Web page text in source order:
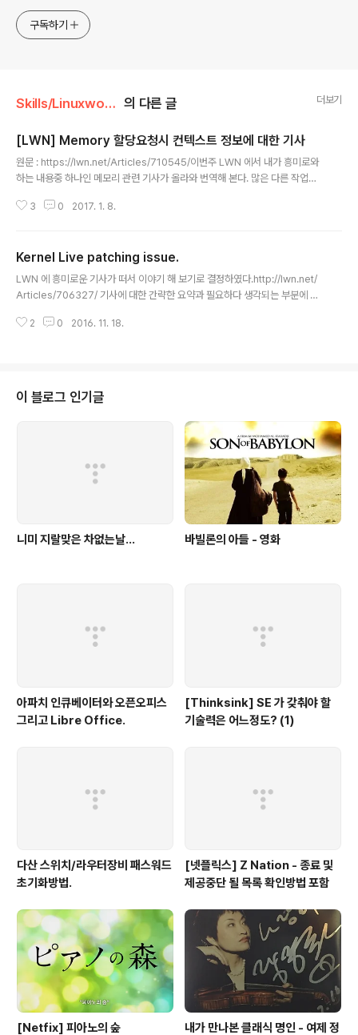
구독하기
Skills/Linuxworld 의 다른 글 더보기
[LWN] Memory 할당요청시 컨텍스트 정보에 대한 기사
원문 : https://lwn.net/Articles/710545/이번주 LWN 에서 내가 흥미로와
하는 내용중 하나인 메모리 관련 기사가 올라와 번역해 본다. 많은 다른 작업들
훨씬 복잡하게 이루어 진다.메모리 할당을 위한 커널 API 들은 이런 복잡성을
아닐 수 있다는 논란이 일고 있다고 한다.많은 개발자들은 이런 복잡해진 메모
리 할당관련 API 들은 Task 기반의 처리에 적합하지 않다고 조심스럽게 이야
기 하며 점점 패치의 방식을 바꿔가고 있다고 필자는 전하고 있다.커널에서 메..
3 0 2017. 1. 8.
Kernel Live patching issue.
LWN 에 흥미로운 기사가 떠서 이야기 해 보기로 결정하였다.http://lwn.net/
Articles/706327/ 기사에 대한 간략한 요약과 필요하다 생각되는 부분에 대
나타냄. 기사명 : Topics in live kernel patchingKernel Mainline 에서 Li
구현하는 것이 옳을까에 대한 문제에서 시작된다.이번 Linux Plumbe..
2 0 2016. 11. 18.
이 블로그 인기글
니미 지랄맞은 차없는날... 바빌론의 아들 - 영화
아파치 인큐베이터와 오픈오피스
그리고 Libre Office.
[Thinksink] SE 가 갖춰야 할
기술력은 어느정도? (1)
다산 스위치/라우터장비 패스워드
초기화방법.
[넷플릭스] Z Nation - 종료 및
제공중단 될 목록 확인방법 포함
[Netfix] 피아노의 숲 내가 만나본 클래식 명인 - 여제 정